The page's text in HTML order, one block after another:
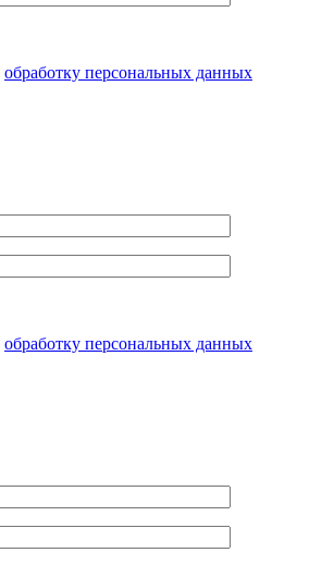
обработку персональных данных
обработку персональных данных